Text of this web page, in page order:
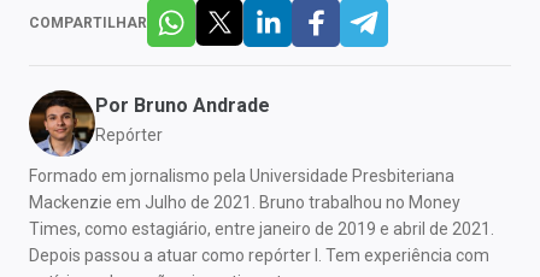
COMPARTILHAR
Por Bruno Andrade
Repórter
Formado em jornalismo pela Universidade Presbiteriana
Mackenzie em Julho de 2021. Bruno trabalhou no Money
Times, como estagiário, entre janeiro de 2019 e abril de 2021.
Depois passou a atuar como repórter I. Tem experiência com